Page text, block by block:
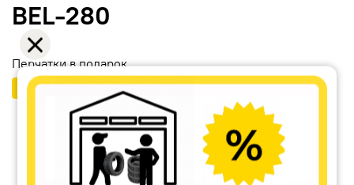
Ikon Tyres (Nokian Tyres)
BEL-280
Перчатки в подарок
Бесплатный шиномонтаж